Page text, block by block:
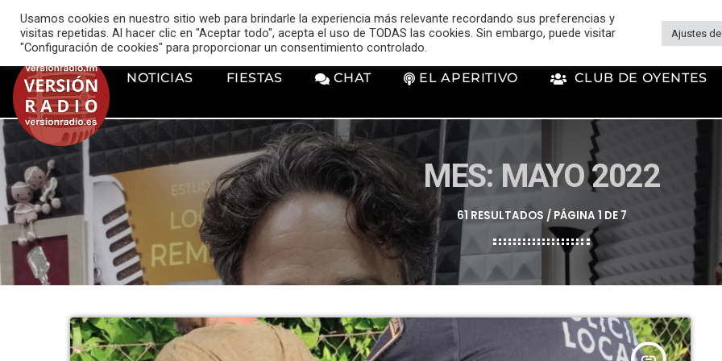
music_note VERSIÓN RADIO
NOTICIAS FIESTAS CHAT EL APERITIVO CLUB DE OYENTES
MES: MAYO 2022
61 RESULTADOS / PÁGINA 1 DE 7
Usamos cookies en nuestro sitio web para brindarle la experiencia más relevante recordando sus preferencias y
visitas repetidas. Al hacer clic en "Aceptar todo", acepta el uso de TODAS las cookies. Sin embargo, puede visitar
"Configuración de cookies" para proporcionar un consentimiento controlado.
Ajustes